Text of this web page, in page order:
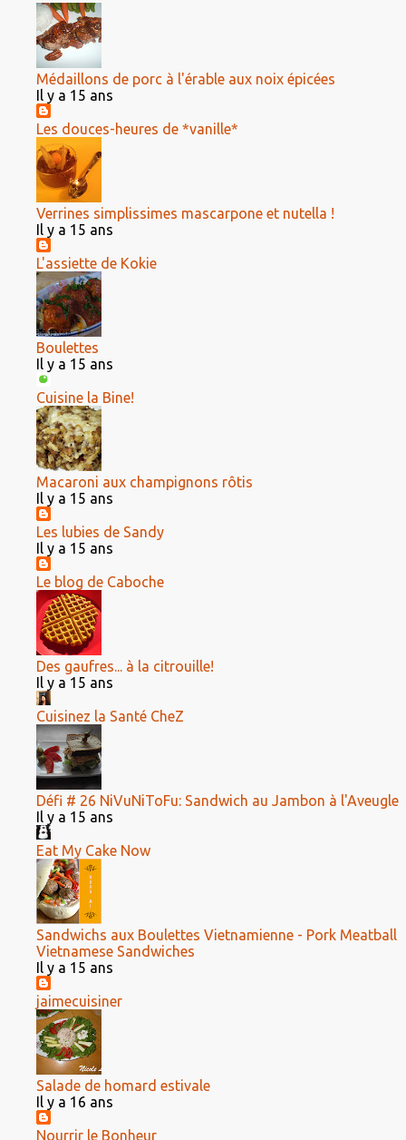
Médaillons de porc à l'érable aux noix épicées
Il y a 15 ans
Les douces-heures de *vanille*
Verrines simplissimes mascarpone et nutella !
Il y a 15 ans
L'assiette de Kokie
Boulettes
Il y a 15 ans
Cuisine la Bine!
Macaroni aux champignons rôtis
Il y a 15 ans
Les lubies de Sandy
Il y a 15 ans
Le blog de Caboche
Des gaufres... à la citrouille!
Il y a 15 ans
Cuisinez la Santé CheZ
Défi # 26 NiVuNiToFu: Sandwich au Jambon à l'Aveugle
Il y a 15 ans
Eat My Cake Now
Sandwichs aux Boulettes Vietnamienne - Pork Meatball
Vietnamese Sandwiches
Il y a 15 ans
jaimecuisiner
Salade de homard estivale
Il y a 16 ans
Nourrir le Bonheur